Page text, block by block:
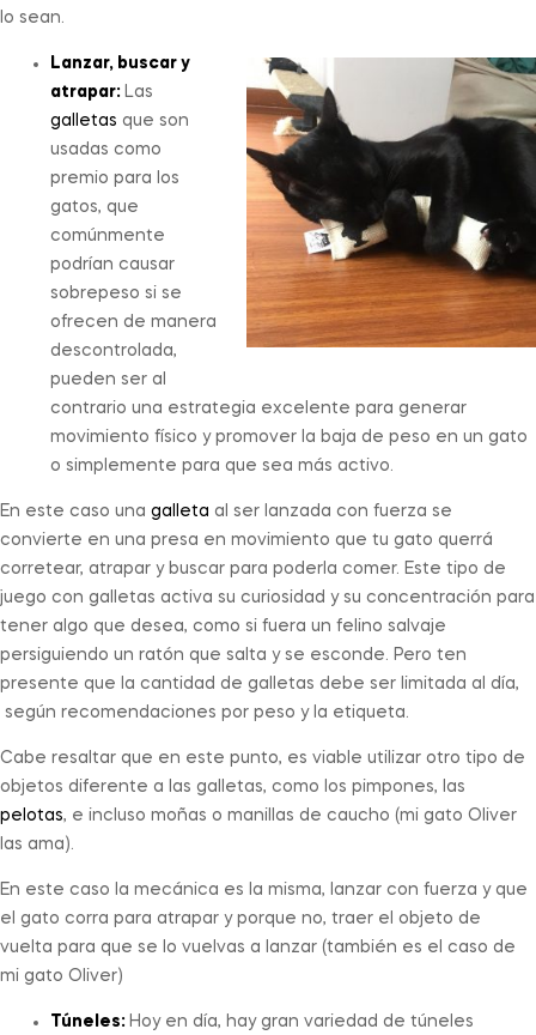
lo sean.
Lanzar, buscar y
atrapar: Las
galletas que son
usadas como
premio para los
gatos, que
comúnmente
podrían causar
sobrepeso si se
ofrecen de manera
descontrolada,
pueden ser al
contrario una estrategia excelente para generar
movimiento físico y promover la baja de peso en un gato
o simplemente para que sea más activo.
En este caso una galleta al ser lanzada con fuerza se
convierte en una presa en movimiento que tu gato querrá
corretear, atrapar y buscar para poderla comer. Este tipo de
juego con galletas activa su curiosidad y su concentración para
tener algo que desea, como si fuera un felino salvaje
persiguiendo un ratón que salta y se esconde. Pero ten
presente que la cantidad de galletas debe ser limitada al día,
según recomendaciones por peso y la etiqueta.
Cabe resaltar que en este punto, es viable utilizar otro tipo de
objetos diferente a las galletas, como los pimpones, las
pelotas, e incluso moñas o manillas de caucho (mi gato Oliver
las ama).
En este caso la mecánica es la misma, lanzar con fuerza y que
el gato corra para atrapar y porque no, traer el objeto de
vuelta para que se lo vuelvas a lanzar (también es el caso de
mi gato Oliver)
Túneles: Hoy en día, hay gran variedad de túneles